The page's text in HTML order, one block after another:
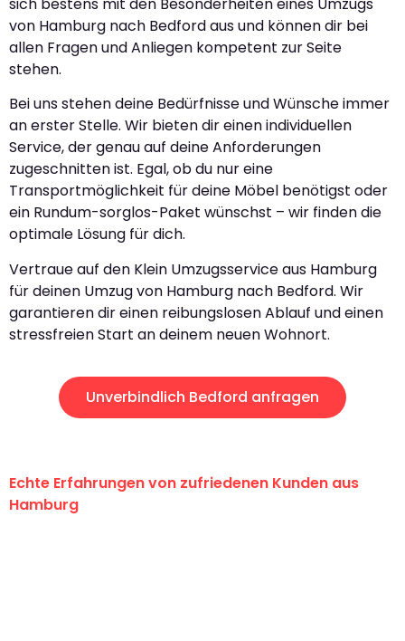
von Hamburg nach Bedford aus und können dir bei
allen Fragen und Anliegen kompetent zur Seite
stehen.
Bei uns stehen deine Bedürfnisse und Wünsche immer
an erster Stelle. Wir bieten dir einen individuellen
Service, der genau auf deine Anforderungen
zugeschnitten ist. Egal, ob du nur eine
Transportmöglichkeit für deine Möbel benötigst oder
ein Rundum-sorglos-Paket wünschst – wir finden die
optimale Lösung für dich.
Vertraue auf den Klein Umzugsservice aus Hamburg
für deinen Umzug von Hamburg nach Bedford. Wir
garantieren dir einen reibungslosen Ablauf und einen
stressfreien Start an deinem neuen Wohnort.
Unverbindlich Bedford anfragen
Echte Erfahrungen von zufriedenen Kunden aus
Hamburg